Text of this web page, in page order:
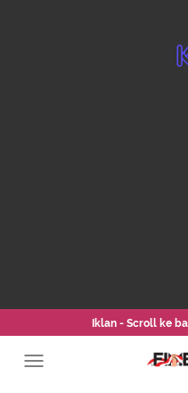
Iklan - Scroll ke